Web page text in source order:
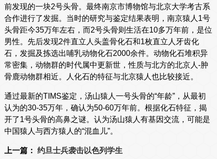
前发现的一块2号头骨。最终南京市博物馆与北京大学考古系
合作进行了发掘。当时的研究与鉴定结果表明，南京猿人1号
头骨距今35万年左右，而2号头骨则生活在10多万年前，是位
男性。先后发现2件直立人头盖骨化石和1枚直立人牙齿化
石，发掘及拣选出哺乳动物化石2000余件。动物化石堆积异
常密集，动物群的时代属中更新世，性质与北方的北京人-肿
骨鹿动物群相近。人化石的特征与北京猿人也比较接近。
通过最新的TIMS鉴定，汤山猿人一号头骨的“年龄”，从最初
认为的30-35万年，确认为50-60万年前。根据化石特征，揭
开了1号头骨的高鼻之谜。认为汤山猿人有基因交流，可能是
中国猿人与西方猿人的“混血儿”。
上一篇： 约旦士兵袭击以色列学生